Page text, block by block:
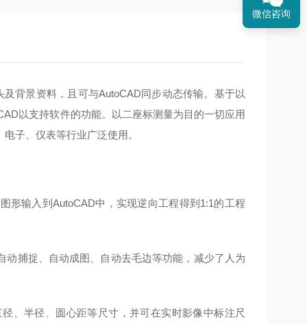
背景资料，且可与AutoCAD同步动态传输。基于以
以支持软件的功能。以二座标测量为目的一切应用
子、仪表等行业广泛使用。
形输入到AutoCAD中，实现逆向工程得到1:1的工程
捕捉、自动成图、自动去毛边等功能，减少了人为
、半径、圆心距等尺寸，并可在实时影像中标注尺
微信咨询